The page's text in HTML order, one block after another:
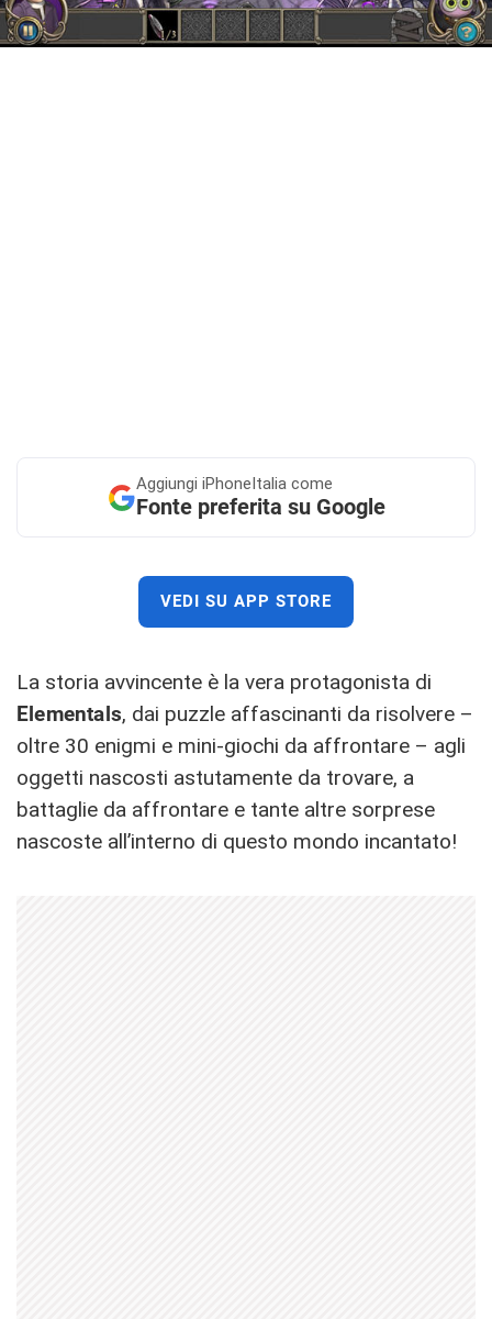
Aggiungi iPhoneItalia come
Fonte preferita su Google
VEDI SU APP STORE
La storia avvincente è la vera protagonista di
Elementals, dai puzzle affascinanti da risolvere –
oltre 30 enigmi e mini-giochi da affrontare – agli
oggetti nascosti astutamente da trovare, a
battaglie da affrontare e tante altre sorprese
nascoste all’interno di questo mondo incantato!